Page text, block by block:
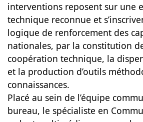
interventions reposent sur une
technique reconnue et
logique de renforcement des
nationales, par la constitution
coopération technique, la
et la production d’outils
connaissances.
Placé au sein de l’équipe
bureau, le spécialiste en